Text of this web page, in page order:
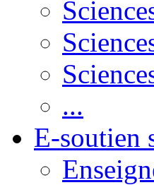
...
E-soutien